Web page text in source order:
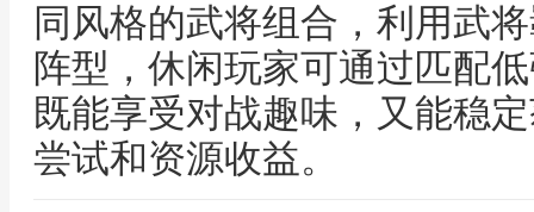
同风格的武将组合，利用武
阵型，休闲玩家可通过匹配
既能享受对战趣味，又能稳
尝试和资源收益。